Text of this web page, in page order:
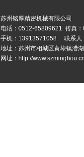
苏州铭厚精密机械有限公司
电话：0512-65809621 传真
手机：13913571058 联系人
地址：苏州市相城区黄埭镇漕
网址：http://